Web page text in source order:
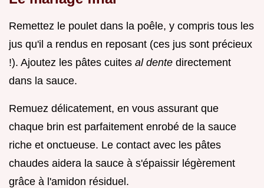
Remettez le poulet dans la poêle, y compris tous les
jus qu'il a rendus en reposant (ces jus sont précieux
!). Ajoutez les pâtes cuites al dente directement
dans la sauce.
Remuez délicatement, en vous assurant que
chaque brin est parfaitement enrobé de la sauce
riche et onctueuse. Le contact avec les pâtes
chaudes aidera la sauce à s'épaissir légèrement
grâce à l'amidon résiduel.